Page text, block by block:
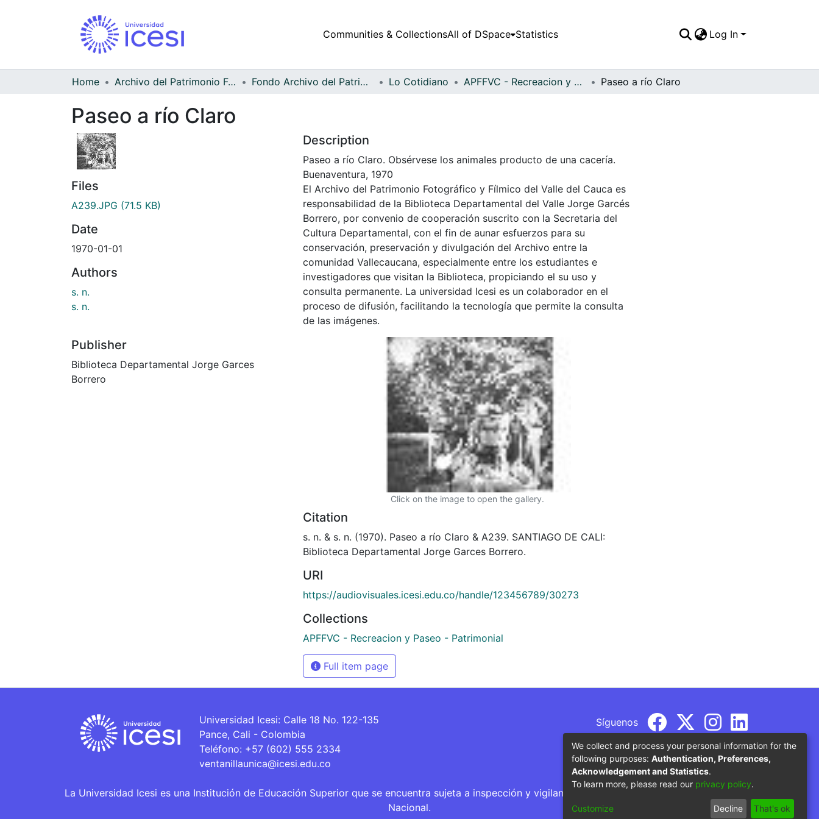
Communities & CollectionsAll of DSpace Statistics Log In
Home Archivo del Patrimonio Fotográfico y Fílmico del Valle del Cauca Fondo Archivo del Patrimonio Fotográfico y Fílmico del Valle del Cauca Lo Cotidiano APFFVC - Recreacion y Paseo - Patrimonial Paseo a río Claro
Paseo a río Claro
Files
A239.JPG (71.5 KB)
Date
1970-01-01
Authors
s. n.
s. n.
Publisher
Biblioteca Departamental Jorge Garces
Borrero
Description
Paseo a río Claro. Obsérvese los animales producto de una cacería.
Buenaventura, 1970
El Archivo del Patrimonio Fotográfico y Fílmico del Valle del Cauca es
responsabilidad de la Biblioteca Departamental del Valle Jorge Garcés
Borrero, por convenio de cooperación suscrito con la Secretaria del
Cultura Departamental, con el fin de aunar esfuerzos para su
conservación, preservación y divulgación del Archivo entre la
comunidad Vallecaucana, especialmente entre los estudiantes e
investigadores que visitan la Biblioteca, propiciando el su uso y
consulta permanente. La universidad Icesi es un colaborador en el
proceso de difusión, facilitando la tecnología que permite la consulta
de las imágenes.
Click on the image to open the gallery.
Citation
s. n. & s. n. (1970). Paseo a río Claro & A239. SANTIAGO DE CALI:
Biblioteca Departamental Jorge Garces Borrero.
URI
https://audiovisuales.icesi.edu.co/handle/123456789/30273
Collections
APFFVC - Recreacion y Paseo - Patrimonial
Full item page
Universidad Icesi: Calle 18 No. 122-135
Pance, Cali - Colombia
Teléfono: +57 (602) 555 2334
ventanillaunica@icesi.edu.co
Síguenos
La Universidad Icesi es una Institución de Educación Superior que se encuentra sujeta a inspección y vigilancia por parte del Ministerio de Educación
Nacional.
We collect and process your personal information for the
following purposes: Authentication, Preferences,
Acknowledgement and Statistics.
To learn more, please read our privacy policy.
Customize Decline That's ok